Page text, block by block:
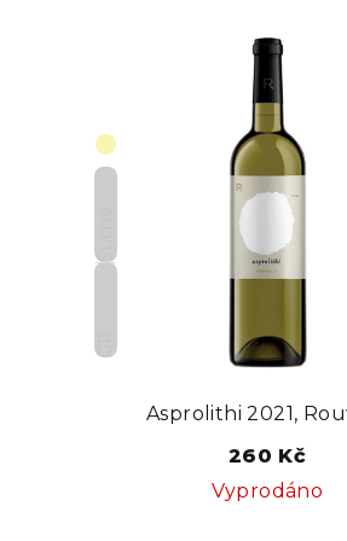
n
r
o
d
u
k
t
GR
Asprolithi 2021,
260 Kč
Vyprodáno